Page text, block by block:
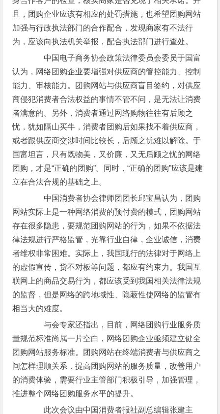
且，团购企业应该有相应的处罚措施，也希望团购网站
加强与行政执法部门的合作配合，发现商家有不法行
为，应该向执法机关举报，配合执法部门进行查处。
中国电子商务协会政策法律委员会委员于国富
认为，网络团购企业要增强对供应商的管控能力、控制
能力、审核能力。团购网站与供应商盲目签约，对供应
商侵犯消费者合法权益的事情不管不问，是无法让消费
者满意的。另外，消费者通过网络购物往往有后顾之
忧，犹如隔山买牛，消费者团购后如果找不着供应商，
或者跟供应商交涉时间比较长，后顾之忧难以解除。于
国富坦言，只有既物美，又价廉，又无后顾之忧的网络
团购，才是“正确的团购”。同时，“正确的团购”应该是建
立在合法合规的基础之上。
中国消费者协会律师团团长邱宝昌认为，团购
网站实际上是一种网络消费的预付费的模式，团购网站
存在很多隐患，要规范团购网站的行为，如果不依据法
律法规进行严格监管，光靠行业自律，企业诚信，消费
者维权非常困难。实际上，我国现行的法律对于网络上
的虚假宣传，货不对板等问题，都应有约束力。我国互
联网上的商品交易行为，都应该受到我国相关法律法规
的监督，但是网络的跨地域性、隐蔽性使网络的监管有
相当大的难度。
与会专家还指出，目前，网络团购行业服务质
量规范标准尚属一片空白，网络团购企业亟须建立健全
团购网站服务标准。团购网站在终端消费者与供应商之
间怎样理顺关系，提高团购网站的服务质量，改善用户
的消费体验，需要行业主管部门积极引导，加强管理，
推进整个网络团购服务水平的提升。
此次会议由中国消费者报社副总编辑张建主